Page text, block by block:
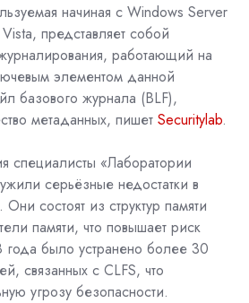
начиная с Windows Server
представляет собой
работающий на
элементом данной
базового журнала (BLF),
метаданных, пишет Securitylab.
специалисты «Лаборатории
серьёзные недостатки в
состоят из структур памяти
памяти, что повышает риск
года было устранено более 30
связанных с CLFS, что
угрозу безопасности.